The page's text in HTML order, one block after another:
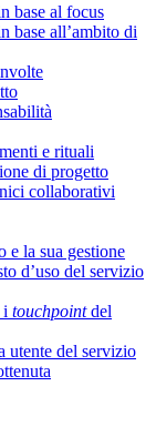
base al focus
base all’ambito di
e rituali
di progetto
collaborativi
e la sua gestione
d’uso del servizio
i touchpointdel
utente del servizio